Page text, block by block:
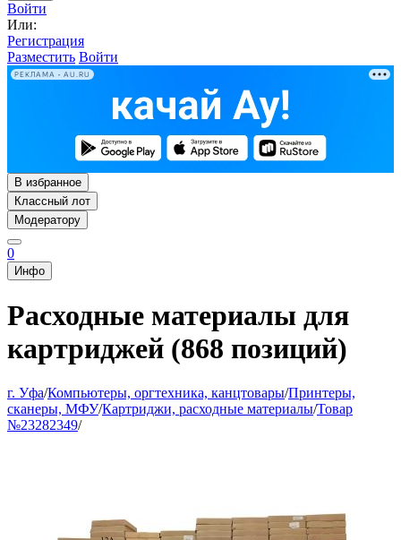
Войти
Или:
Регистрация
Разместить Войти
РЕКЛАМА • AU.RU
В избранное
Классный лот
Модератору
0
Инфо
Расходные материалы для
картриджей (868 позиций)
г. Уфа/Компьютеры, оргтехника, канцтовары/Принтеры,
сканеры, МФУ/Картриджи, расходные материалы/Товар
№23282349/